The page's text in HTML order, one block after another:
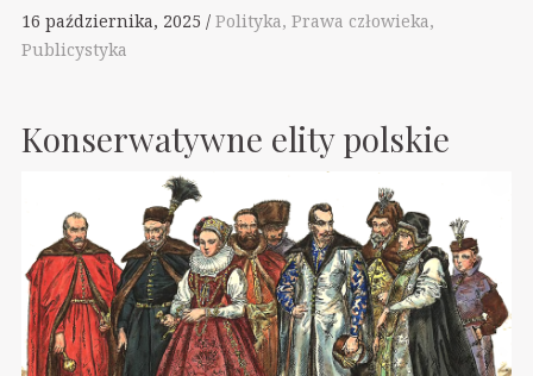
16 października, 2025 Polityka Prawa człowieka
Publicystyka
Konserwatywne elity polskie